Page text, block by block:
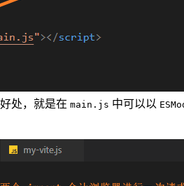
处，就是在 main.js 中可以以